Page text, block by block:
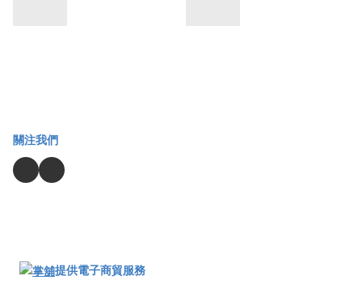
關注我們
提供電子商貿服務